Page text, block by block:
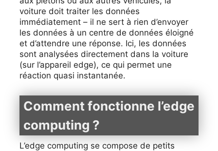
voiture doit traiter les données
immédiatement – il ne sert à rien d’envoyer
les données à un centre de données éloigné
et d’attendre une réponse. Ici, les données
sont analysées directement dans la voiture
(sur l’appareil edge), ce qui permet une
réaction quasi instantanée.
Comment fonctionne l’edge
computing ?
L’edge computing se compose de petits